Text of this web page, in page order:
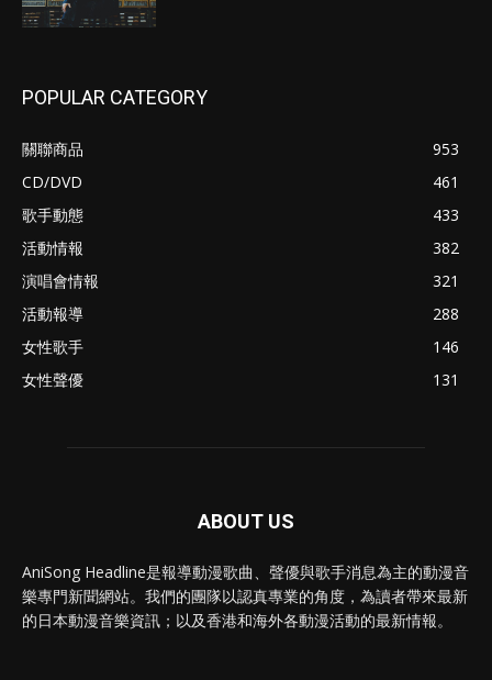
POPULAR CATEGORY
關聯商品
953
CD/DVD
461
歌手動態
433
活動情報
382
演唱會情報
321
活動報導
288
女性歌手
146
女性聲優
131
ABOUT US
AniSong Headline是報導動漫歌曲、聲優與歌手消息為主的動漫音
樂專門新聞網站。我們的團隊以認真專業的角度，為讀者帶來最新
的日本動漫音樂資訊；以及香港和海外各動漫活動的最新情報。